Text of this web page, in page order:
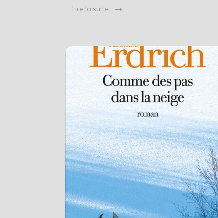
Lire la suite